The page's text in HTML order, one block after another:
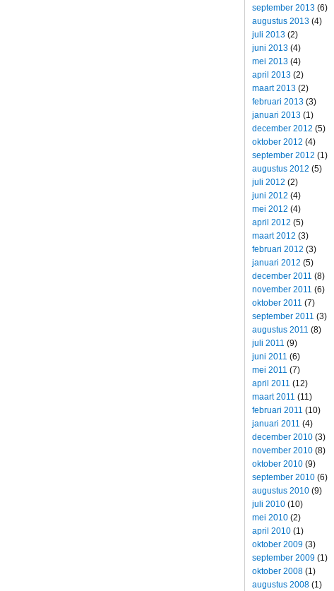
september 2013 (6)
augustus 2013 (4)
juli 2013 (2)
juni 2013 (4)
mei 2013 (4)
april 2013 (2)
maart 2013 (2)
februari 2013 (3)
januari 2013 (1)
december 2012 (5)
oktober 2012 (4)
september 2012 (1)
augustus 2012 (5)
juli 2012 (2)
juni 2012 (4)
mei 2012 (4)
april 2012 (5)
maart 2012 (3)
februari 2012 (3)
januari 2012 (5)
december 2011 (8)
november 2011 (6)
oktober 2011 (7)
september 2011 (3)
augustus 2011 (8)
juli 2011 (9)
juni 2011 (6)
mei 2011 (7)
april 2011 (12)
maart 2011 (11)
februari 2011 (10)
januari 2011 (4)
december 2010 (3)
november 2010 (8)
oktober 2010 (9)
september 2010 (6)
augustus 2010 (9)
juli 2010 (10)
mei 2010 (2)
april 2010 (1)
oktober 2009 (3)
september 2009 (1)
oktober 2008 (1)
augustus 2008 (1)